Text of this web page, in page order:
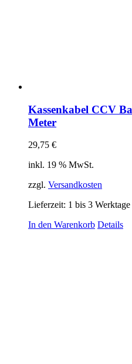
Kassenkabel CCV
Meter
29,75 €
inkl. 19 % MwSt.
zzgl. Versandkosten
Lieferzeit: 1 bis 3 Werktage
In den Warenkorb Details